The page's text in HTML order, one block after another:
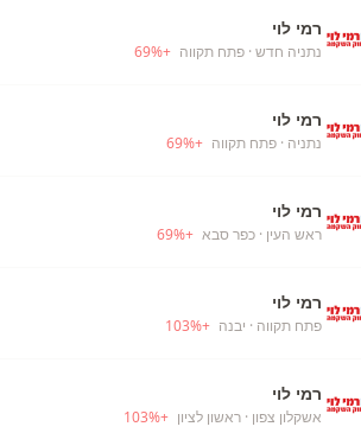
רמי לוי
נתניה חדש · פתח תקווה +
69%
רמי לוי
נתניה · פתח תקווה +
69%
רמי לוי
ראש העין · כפר סבא +
69%
רמי לוי
פתח תקווה · יבנה +
103%
רמי לוי
אשקלון צפון · ראשון לציון +
103%